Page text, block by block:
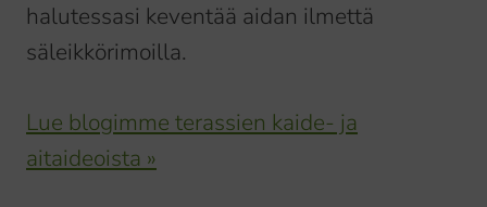
halutessasi keventää aidan ilmettä
säleikkörimoilla.
Lue blogimme terassien kaide- ja
aitaideoista »